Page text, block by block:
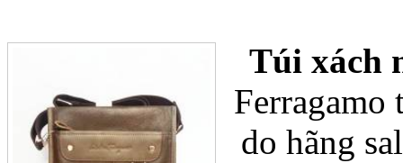
Ốp lưng Samsung
Túi xách
Ferragamo
do hãng